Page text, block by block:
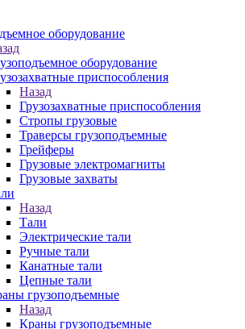
оборудование
оборудование
приспособления
Назад
Грузозахватные приспособления
Стропы грузовые
Траверсы грузоподъемные
Грейферы
Грузовые электромагниты
Грузовые захваты
Назад
Тали
Электрические тали
Ручные тали
Канатные тали
Цепные тали
грузоподъемные
Назад
Краны грузоподъемные